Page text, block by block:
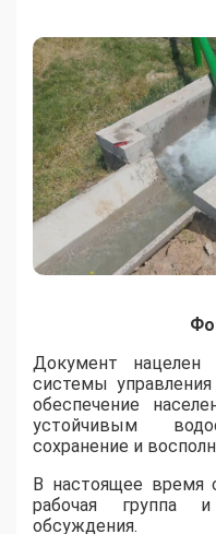
​Документ нацелен
системы
обеспечение
устойчивым
сохранение и
В настоящее время
рабочая группа
обсуждения.